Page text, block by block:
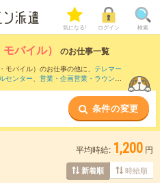
気になる! ログイン 検索
バイル） のお仕事一覧
バイル）のお仕事の他に、 テレマー
センター、 営業・企画営業・ラウンダ
わり条件で絞り込んでいただけます。職
とは？ 条件の変更
平均時給: 1,200 円
新着順 時給順